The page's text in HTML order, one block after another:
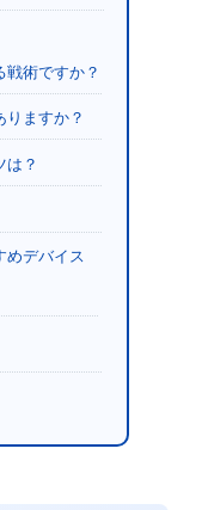
術ですか？
りますか？
は？
めデバイス